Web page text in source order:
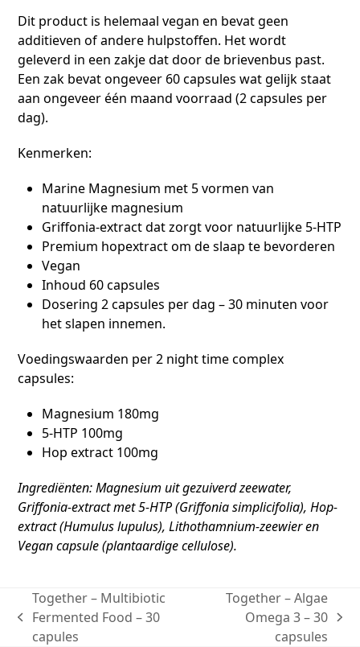
Dit product is helemaal vegan en bevat geen
additieven of andere hulpstoffen. Het wordt
geleverd in een zakje dat door de brievenbus past.
Een zak bevat ongeveer 60 capsules wat gelijk staat
aan ongeveer één maand voorraad (2 capsules per
dag).
Kenmerken:
Marine Magnesium met 5 vormen van
natuurlijke magnesium
Griffonia-extract dat zorgt voor natuurlijke 5-HTP
Premium hopextract om de slaap te bevorderen
Vegan
Inhoud 60 capsules
Dosering 2 capsules per dag – 30 minuten voor
het slapen innemen.
Voedingswaarden per 2 night time complex
capsules:
Magnesium 180mg
5-HTP 100mg
Hop extract 100mg
Ingrediënten: Magnesium uit gezuiverd zeewater,
Griffonia-extract met 5-HTP (Griffonia simplicifolia), Hop-
extract (Humulus lupulus), Lithothamnium-zeewier en
Vegan capsule (plantaardige cellulose).
Together – Multibiotic
Fermented Food – 30
capules
Together – Algae
Omega 3 – 30
capsules